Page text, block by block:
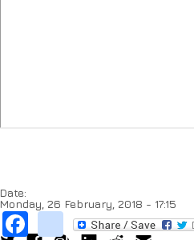
Date:
Monday, 26 February, 2018 - 17:15
Facebook
instagram